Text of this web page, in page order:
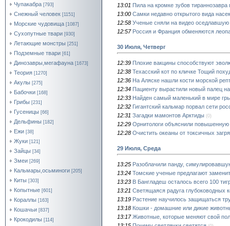
Чупакабра [793]
Снежный человек [1151]
Морские чудовища [1087]
Сухопутные твари [930]
Летающие монстры [251]
Подземные твари [61]
Динозавры,мегафауна [1673]
Теория [1270]
Акулы [275]
Бабочки [168]
Грибы [231]
Гусеницы [66]
Дельфины [182]
Ежи [38]
Жуки [121]
Зайцы [34]
Змеи [269]
Кальмары,осьминоги [205]
Киты [303]
Копытные [601]
Кораллы [163]
Кошачьи [837]
Крокодилы [114]
13:01 Пила на кромке зубов
13:00 Самки недавно открытого вида
12:58 Ученые сняли на видео оседлавшую
12:57 Россия и Франция обменяются
30 Июля, Четверг
12:39 Плохие вакцины способствуют
12:38 Техасский кот по кличке Тощий
12:36 На Аляске нашли кости морской
12:34 Пациенту вырастили новый палец
12:33 Найден самый маленький в мире
12:32 Гигантский кальмар порвал сети
12:31 Загадки мамонтов Арктиды (0)
12:29 Орнитологи объяснили повышенную
12:28 Очистить океаны от токсичных
29 Июля, Среда
13:25 Разоблачили панду,
13:24 Томские ученые предлагают
13:23 В Бангладеш осталось всего 100
13:21 Светящаяся радуга глубоководных
13:19 Растение научилось защищаться
13:18 Кошки - домашние или дикие
13:17 Животные, которые меняют свой пол